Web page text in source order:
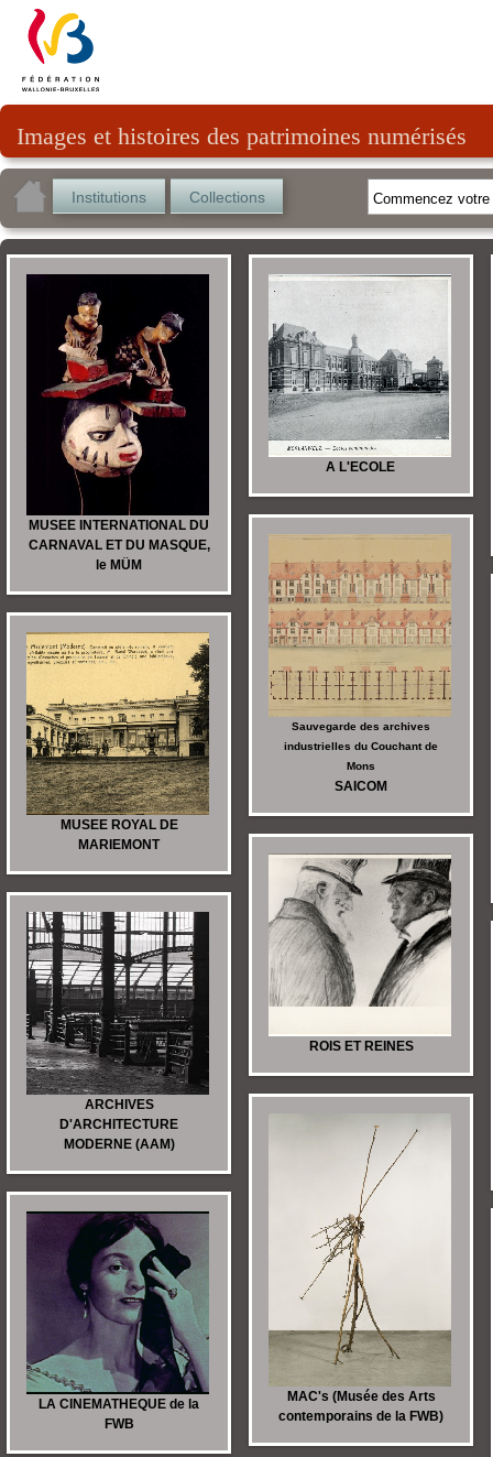
Images et histoires des patrimoines numérisés
Institutions Collections
MUSEE INTERNATIONAL DU
CARNAVAL ET DU MASQUE,
le MÜM
A L'ECOLE
Sauvegarde des archives
industrielles du Couchant de
Mons
SAICOM
MUSEE ROYAL DE
MARIEMONT
ROIS ET REINES
ARCHIVES
D'ARCHITECTURE
MODERNE (AAM)
MAC's (Musée des Arts
contemporains de la FWB)
LA CINEMATHEQUE de la
FWB